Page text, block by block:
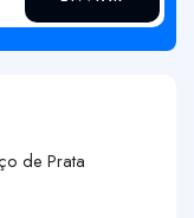
de Prata